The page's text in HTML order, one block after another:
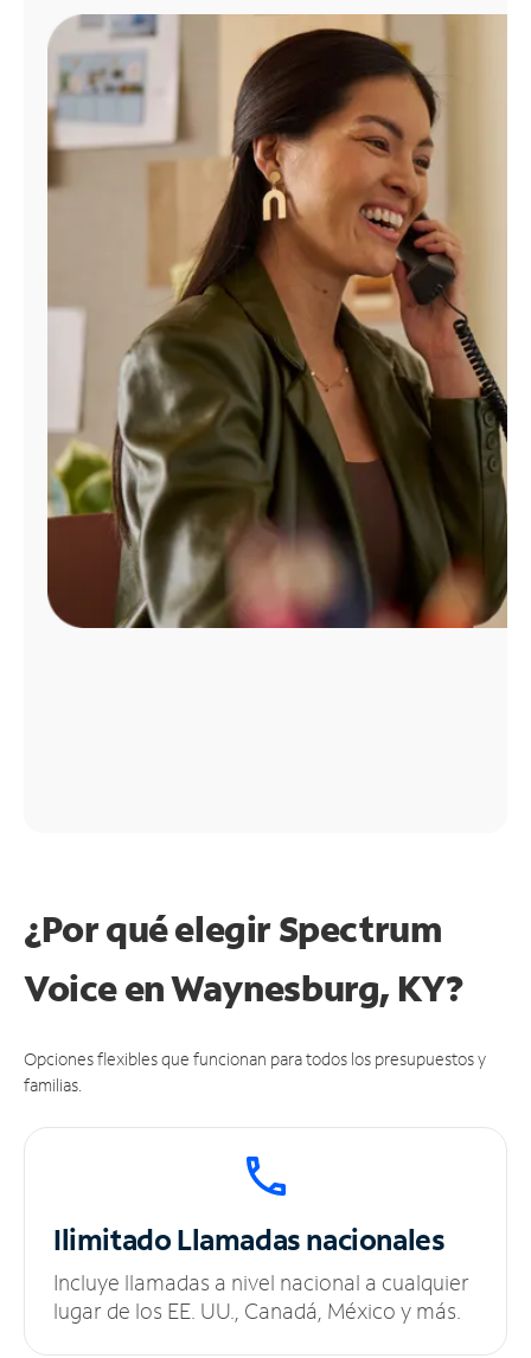
Administrar
cuenta
Encuentra
tienda
¿Por qué elegir Spectrum
Voice en Waynesburg, KY?
Opciones flexibles que funcionan para todos los presupuestos y
familias.
IlimitadoLlamadas nacionales
Incluye llamadas a nivel nacional a cualquier
lugar de los EE. UU., Canadá, México y más.